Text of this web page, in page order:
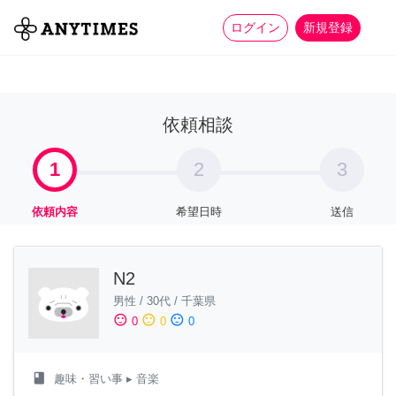
ログイン 新規登録
全て 家事 more_horiz
依頼相談
1
依頼内容
2
希望日時
3
送信
N2
男性 / 30代 / 千葉県
sentiment_satisfied 0 sentiment_neutral 0 sentiment_dissatisfied 0
class 趣味・習い事 ▸ 音楽